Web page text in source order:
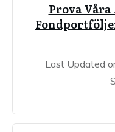
Prova
Last Updated